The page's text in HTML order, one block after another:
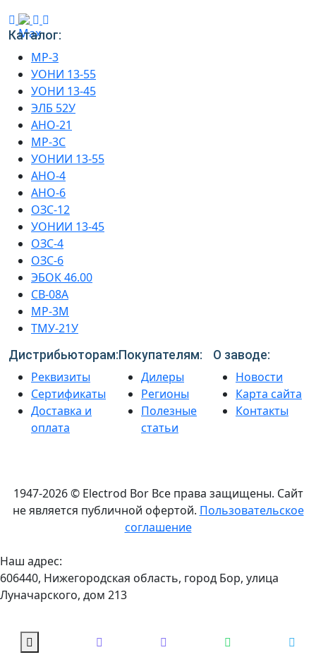
Каталог:
МР-3
УОНИ 13-55
УОНИ 13-45
ЭЛБ 52У
АНО-21
МР-3С
УОНИИ 13-55
АНО-4
АНО-6
ОЗС-12
УОНИИ 13-45
ОЗС-4
ОЗС-6
ЭБОК 46.00
СВ-08А
МР-3М
ТМУ-21У
Дистрибьюторам:
Реквизиты
Сертификаты
Доставка и
оплата
Покупателям:
Дилеры
Регионы
Полезные
статьи
О заводе:
Новости
Карта сайта
Контакты
1947-2026 © Electrod Bor Все права защищены. Сайт
не является публичной офертой. Пользовательское
соглашение
Наш адрес:
606440, Нижегородская область, город Бор, улица
Луначарского, дом 213